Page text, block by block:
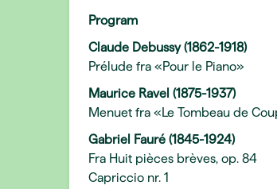
Program
Claude Debussy (1862-1918)
Prélude fra «Pour le Piano»
Maurice Ravel (1875-1937)
Menuet fra «Le Tombeau de
Gabriel Fauré (1845-1924)
Fra Huit pièces brèves, op. 84
Capriccio nr. 1